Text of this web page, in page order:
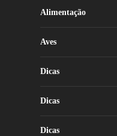
Alimentação
Aves
Dicas
Dicas
Dicas